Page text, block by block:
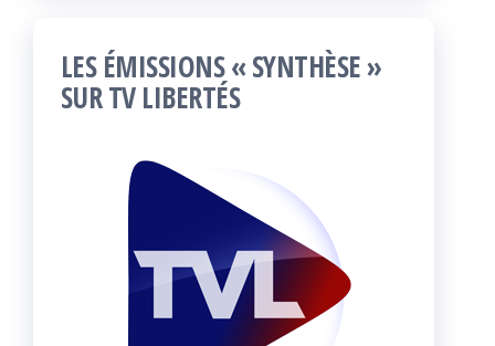
LES ÉMISSIONS « SYNTHÈSE »
SUR TV LIBERTÉS